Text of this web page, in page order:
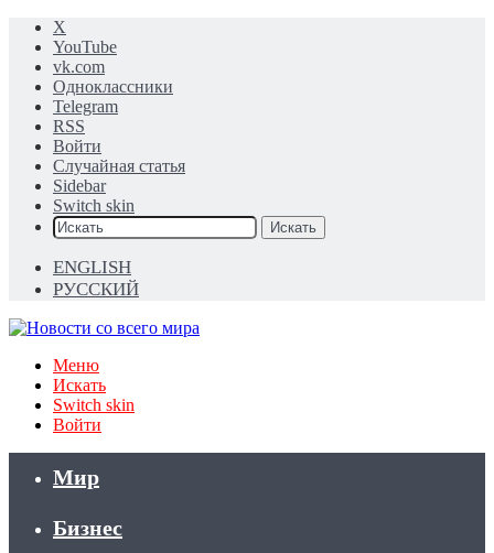
X
YouTube
vk.com
Одноклассники
Telegram
RSS
Войти
Случайная статья
Sidebar
Switch skin
Искать
ENGLISH
РУССКИЙ
Меню
Искать
Switch skin
Войти
Мир
Бизнес